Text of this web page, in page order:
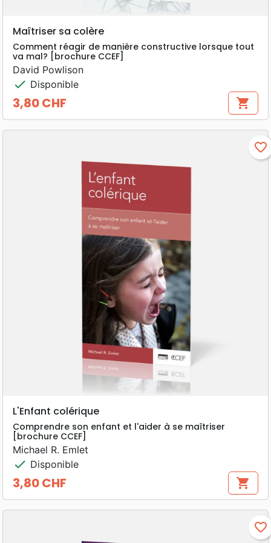
Maîtriser sa colère
Comment réagir de manière constructive lorsque tout
va mal? [brochure CCEF]
David Powlison
check Disponible
Prix
3,80 CHF shopping_cart
favorite_border
L'Enfant colérique
Comprendre son enfant et l'aider à se maîtriser
[brochure CCEF]
Michael R. Emlet
check Disponible
Prix
3,80 CHF shopping_cart
favorite_border